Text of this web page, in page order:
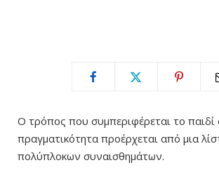
Ο τρόπος που συμπεριφέρεται το παιδί
πραγματικότητα προέρχεται από μια
πολύπλοκων συναισθημάτων.